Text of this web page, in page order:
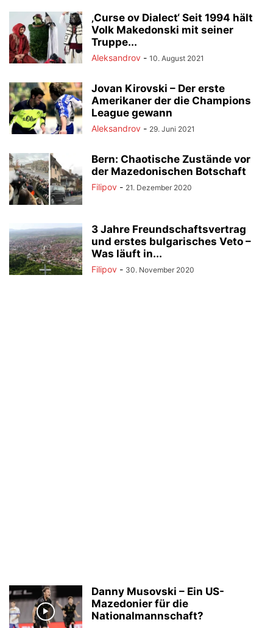
‚Curse ov Dialect‘ Seit 1994 hält
Volk Makedonski mit seiner
Truppe...
Aleksandrov - 10. August 2021
Jovan Kirovski – Der erste
Amerikaner der die Champions
League gewann
Aleksandrov - 29. Juni 2021
Bern: Chaotische Zustände vor
der Mazedonischen Botschaft
Filipov - 21. Dezember 2020
3 Jahre Freundschaftsvertrag
und erstes bulgarisches Veto –
Was läuft in...
Filipov - 30. November 2020
Danny Musovski – Ein US-
Mazedonier für die
Nationalmannschaft?